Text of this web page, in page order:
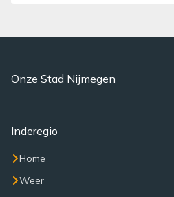
Onze Stad Nijmegen
Inderegio
Home
Weer